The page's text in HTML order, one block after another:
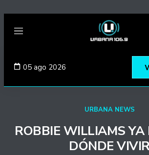
Menú
05 ago 2026
URBANA NEWS
ROBBIE WILLIAMS YA
DÓNDE